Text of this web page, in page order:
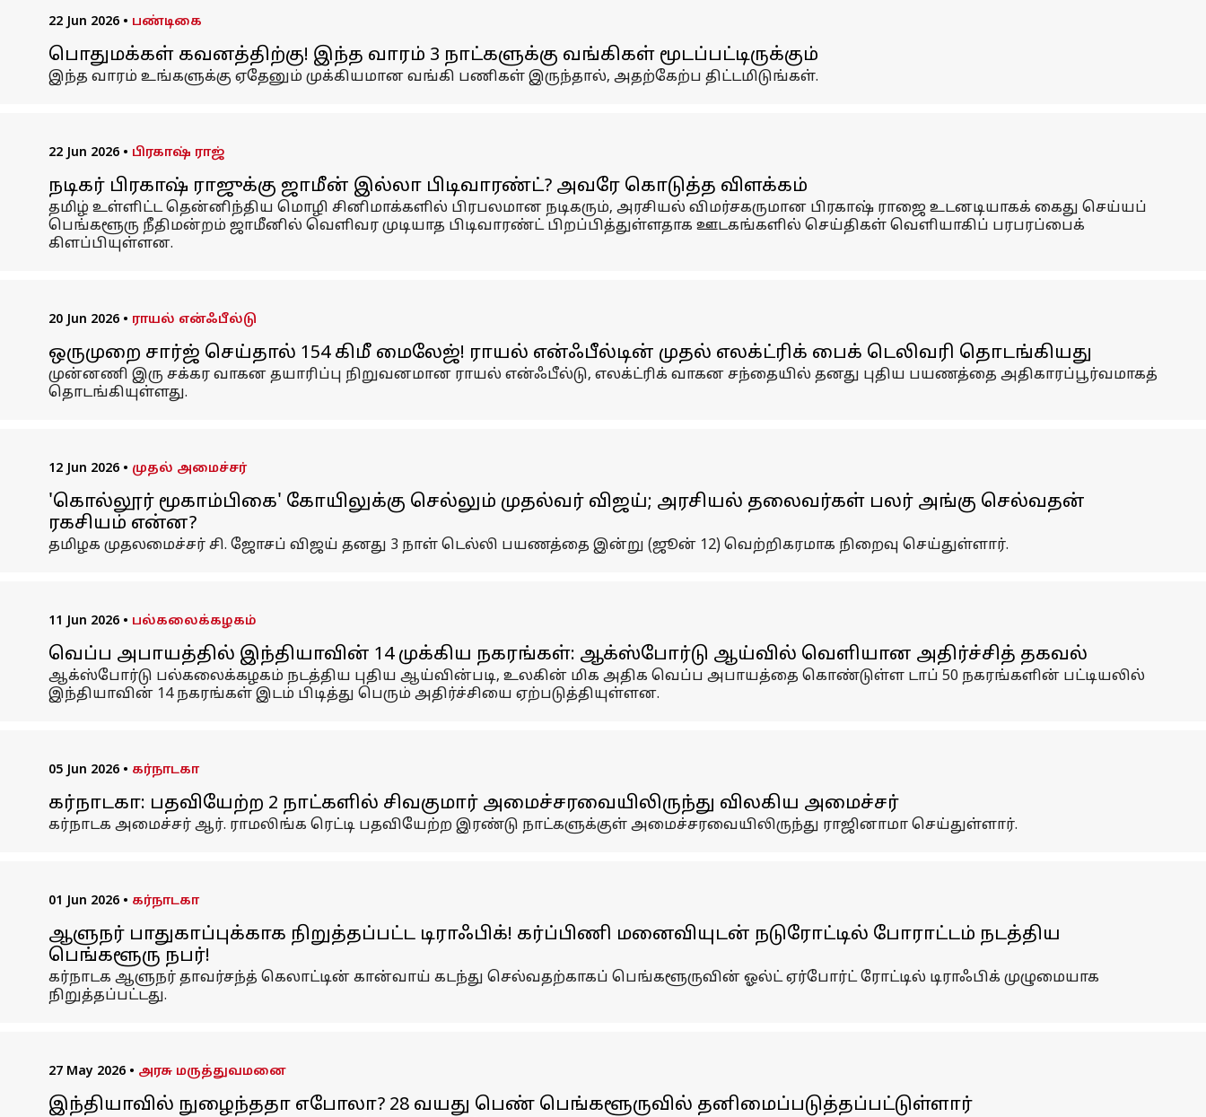
22 Jun 2026 • பண்டிகை
பொதுமக்கள் கவனத்திற்கு! இந்த வாரம் 3 நாட்களுக்கு வங்கிகள் மூடப்பட்டிருக்கும்
இந்த வாரம் உங்களுக்கு ஏதேனும் முக்கியமான வங்கி பணிகள் இருந்தால், அதற்கேற்ப திட்டமிடுங்கள்.
22 Jun 2026 • பிரகாஷ் ராஜ்
நடிகர் பிரகாஷ் ராஜுக்கு ஜாமீன் இல்லா பிடிவாரண்ட்? அவரே கொடுத்த விளக்கம்
தமிழ் உள்ளிட்ட தென்னிந்திய மொழி சினிமாக்களில் பிரபலமான நடிகரும், அரசியல் விமர்சகருமான பிரகாஷ் ராஜை உடனடியாகக் கைது செய்யப்
பெங்களூரு நீதிமன்றம் ஜாமீனில் வெளிவர முடியாத பிடிவாரண்ட் பிறப்பித்துள்ளதாக ஊடகங்களில் செய்திகள் வெளியாகிப் பரபரப்பைக்
கிளப்பியுள்ளன.
20 Jun 2026 • ராயல் என்ஃபீல்டு
ஒருமுறை சார்ஜ் செய்தால் 154 கிமீ மைலேஜ்! ராயல் என்ஃபீல்டின் முதல் எலக்ட்ரிக் பைக் டெலிவரி தொடங்கியது
முன்னணி இரு சக்கர வாகன தயாரிப்பு நிறுவனமான ராயல் என்ஃபீல்டு, எலக்ட்ரிக் வாகன சந்தையில் தனது புதிய பயணத்தை அதிகாரப்பூர்வமாகத்
தொடங்கியுள்ளது.
12 Jun 2026 • முதல் அமைச்சர்
'கொல்லூர் மூகாம்பிகை' கோயிலுக்கு செல்லும் முதல்வர் விஜய்; அரசியல் தலைவர்கள் பலர் அங்கு செல்வதன்
ரகசியம் என்ன?
தமிழக முதலமைச்சர் சி. ஜோசப் விஜய் தனது 3 நாள் டெல்லி பயணத்தை இன்று (ஜூன் 12) வெற்றிகரமாக நிறைவு செய்துள்ளார்.
11 Jun 2026 • பல்கலைக்கழகம்
வெப்ப அபாயத்தில் இந்தியாவின் 14 முக்கிய நகரங்கள்: ஆக்ஸ்போர்டு ஆய்வில் வெளியான அதிர்ச்சித் தகவல்
ஆக்ஸ்போர்டு பல்கலைக்கழகம் நடத்திய புதிய ஆய்வின்படி, உலகின் மிக அதிக வெப்ப அபாயத்தை கொண்டுள்ள டாப் 50 நகரங்களின் பட்டியலில்
இந்தியாவின் 14 நகரங்கள் இடம் பிடித்து பெரும் அதிர்ச்சியை ஏற்படுத்தியுள்ளன.
05 Jun 2026 • கர்நாடகா
கர்நாடகா: பதவியேற்ற 2 நாட்களில் சிவகுமார் அமைச்சரவையிலிருந்து விலகிய அமைச்சர்
கர்நாடக அமைச்சர் ஆர். ராமலிங்க ரெட்டி பதவியேற்ற இரண்டு நாட்களுக்குள் அமைச்சரவையிலிருந்து ராஜினாமா செய்துள்ளார்.
01 Jun 2026 • கர்நாடகா
ஆளுநர் பாதுகாப்புக்காக நிறுத்தப்பட்ட டிராஃபிக்! கர்ப்பிணி மனைவியுடன் நடுரோட்டில் போராட்டம் நடத்திய
பெங்களூரு நபர்!
கர்நாடக ஆளுநர் தாவர்சந்த் கெலாட்டின் கான்வாய் கடந்து செல்வதற்காகப் பெங்களூருவின் ஓல்ட் ஏர்போர்ட் ரோட்டில் டிராஃபிக் முழுமையாக
நிறுத்தப்பட்டது.
27 May 2026 • அரசு மருத்துவமனை
இந்தியாவில் நுழைந்ததா எபோலா? 28 வயது பெண் பெங்களூருவில் தனிமைப்படுத்தப்பட்டுள்ளார்